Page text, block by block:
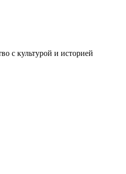
с культурой и историей